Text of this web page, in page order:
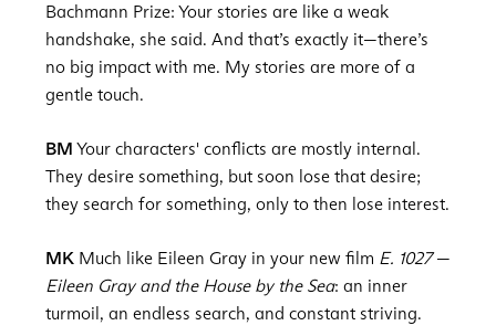
Bachmann Prize: Your stories are like a weak
handshake, she said. And that’s exactly it—there’s
no big impact with me. My stories are more of a
gentle touch.
BM Your characters' conflicts are mostly internal.
They desire something, but soon lose that desire;
they search for something, only to then lose interest.
MK Much like Eileen Gray in your new film E. 1027—
Eileen Gray and the House by the Sea: an inner
turmoil, an endless search, and constant striving.